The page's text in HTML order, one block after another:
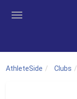
AthleteSide Clubs